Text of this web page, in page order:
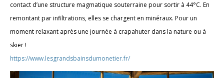
contact d’une structure magmatique souterraine pour sortir à 44°C. En
remontant par infiltrations, elles se chargent en minéraux. Pour un
moment relaxant après une journée à crapahuter dans la nature ou à
skier !
https://www.lesgrandsbainsdumonetier.fr/